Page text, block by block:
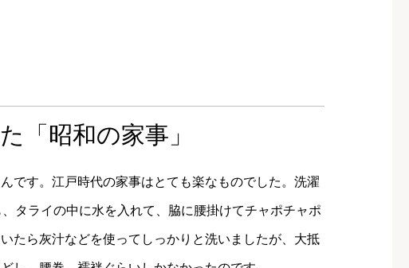
「昭和の家事」
です。江戸時代の家事はとても楽なものでした。洗濯
タライの中に水を入れて、脇に腰掛けてチャポチャポ
たら灰汁などを使ってしっかりと洗いましたが、大抵